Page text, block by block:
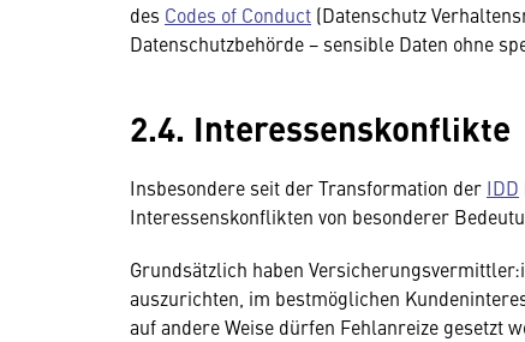
des Codes of Conduct (Datenschutz
Datenschutzbehörde − sensible Daten ohne
2.4. Interessenskonflikte
Insbesondere seit der Transformation der IDD
Interessenskonflikten von besonderer
Grundsätzlich haben
auszurichten, im bestmöglichen
auf andere Weise dürfen Fehlanreize gesetzt